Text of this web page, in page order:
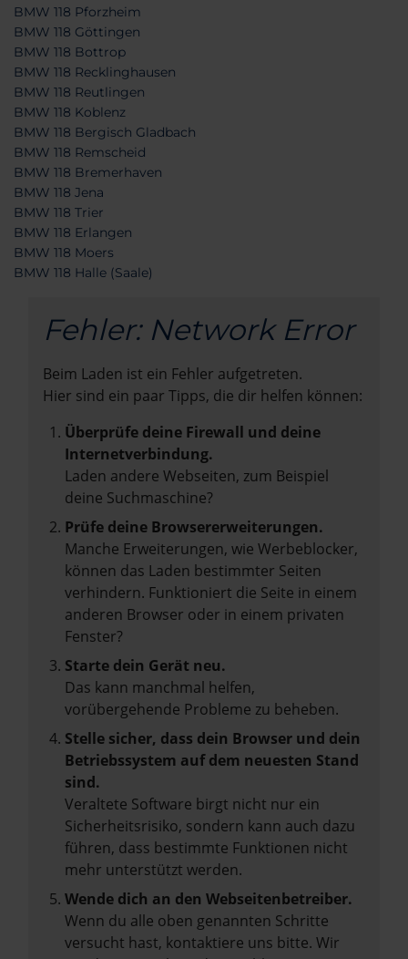
BMW 118 Pforzheim
BMW 118 Göttingen
BMW 118 Bottrop
BMW 118 Recklinghausen
BMW 118 Reutlingen
BMW 118 Koblenz
BMW 118 Bergisch Gladbach
BMW 118 Remscheid
BMW 118 Bremerhaven
BMW 118 Jena
BMW 118 Trier
BMW 118 Erlangen
BMW 118 Moers
BMW 118 Halle (Saale)
Fehler: Network Error
Beim Laden ist ein Fehler aufgetreten.
Hier sind ein paar Tipps, die dir helfen können:
Überprüfe deine Firewall und deine
Internetverbindung.
Laden andere Webseiten, zum Beispiel
deine Suchmaschine?
Prüfe deine Browsererweiterungen.
Manche Erweiterungen, wie Werbeblocker,
können das Laden bestimmter Seiten
verhindern. Funktioniert die Seite in einem
anderen Browser oder in einem privaten
Fenster?
Starte dein Gerät neu.
Das kann manchmal helfen,
vorübergehende Probleme zu beheben.
Stelle sicher, dass dein Browser und dein
Betriebssystem auf dem neuesten Stand
sind.
Veraltete Software birgt nicht nur ein
Sicherheitsrisiko, sondern kann auch dazu
führen, dass bestimmte Funktionen nicht
mehr unterstützt werden.
Wende dich an den Webseitenbetreiber.
Wenn du alle oben genannten Schritte
versucht hast, kontaktiere uns bitte. Wir